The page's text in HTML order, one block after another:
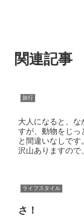
関連記事
旅行
大人になると、な
すが、動物をじっ
と間違いなしで
沢山ありますので
ライフスタイル
さ！